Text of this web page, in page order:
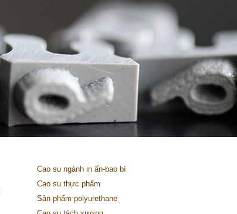
Cao su ngành in ấn-bao bì
Cao su thực phẩm
Sản phẩm polyurethane